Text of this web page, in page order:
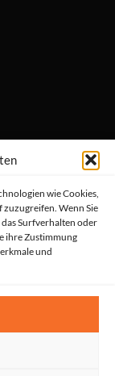
wie Cookies,
Wenn Sie
Surfverhalten oder
ihre Zustimmung
und